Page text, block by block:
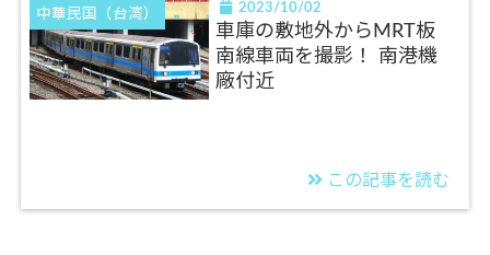
中華民国（台湾） 2023/10/02
車庫の敷地外からMRT板
南線車両を撮影！ 南港機
廠付近
この記事を読む